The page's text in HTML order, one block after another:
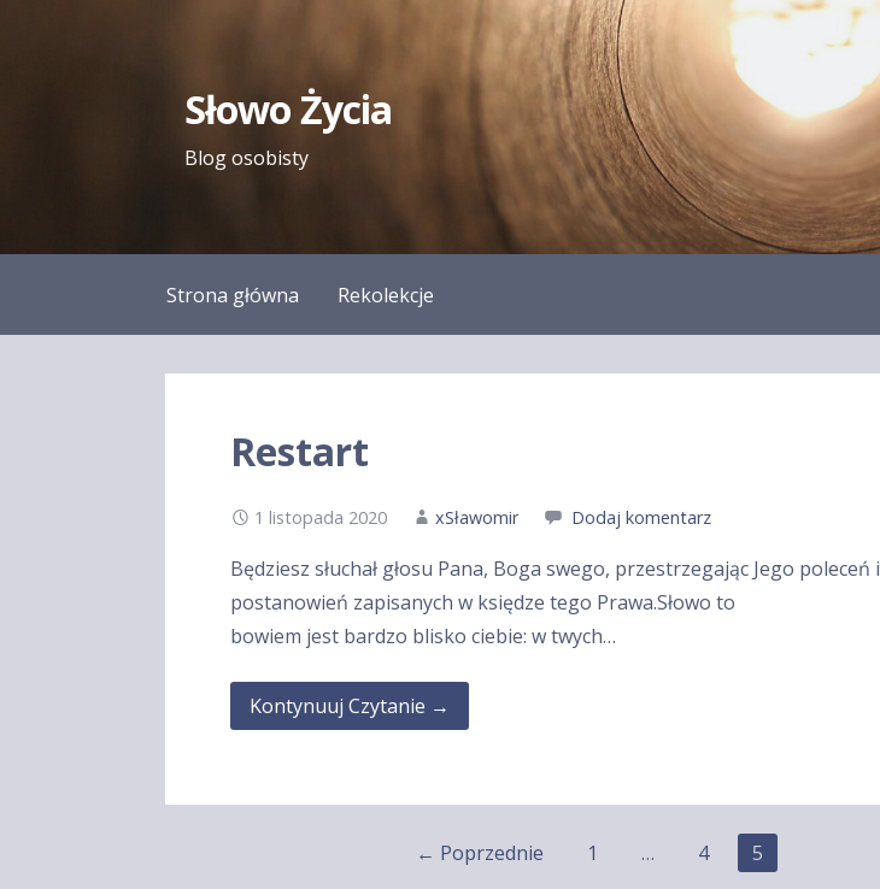
Słowo Życia
Blog osobisty
Strona główna Rekolekcje
Restart
1 listopada 2020 xSławomir Dodaj komentarz
Będziesz słuchał głosu Pana, Boga swego, przestrzegając Jego poleceń i
postanowień zapisanych w księdze tego Prawa.Słowo to
bowiem jest bardzo blisko ciebie: w twych…
Kontynuuj Czytanie →
← Poprzednie 1 … 4 5